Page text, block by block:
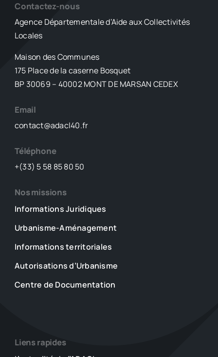
Contactez-nous
Agence Départementale d’Aide aux Collectivités
Locales
Maison des Communes
175 Place de la caserne Bosquet
BP 30069 – 40002 MONT DE MARSAN CEDEX
Email
contact@adacl40.fr
Téléphone
+(33) 5 58 85 80 50
Nos missions
Informations Juridiques
Urbanisme-Aménagement
Informations territoriales
Autorisations d’Urbanisme
Centre de Documentation
Liens rapides